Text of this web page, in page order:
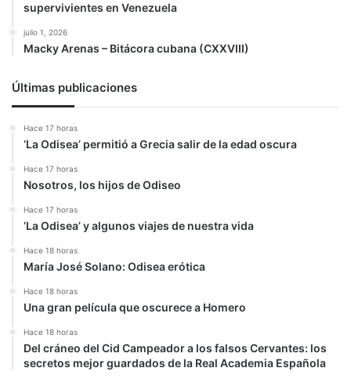
supervivientes en Venezuela
julio 1, 2026
Macky Arenas – Bitácora cubana (CXXVIII)
Últimas publicaciones
Hace 17 horas
‘La Odisea’ permitió a Grecia salir de la edad oscura
Hace 17 horas
Nosotros, los hijos de Odiseo
Hace 17 horas
‘La Odisea’ y algunos viajes de nuestra vida
Hace 18 horas
María José Solano: Odisea erótica
Hace 18 horas
Una gran película que oscurece a Homero
Hace 18 horas
Del cráneo del Cid Campeador a los falsos Cervantes: los
secretos mejor guardados de la Real Academia Española